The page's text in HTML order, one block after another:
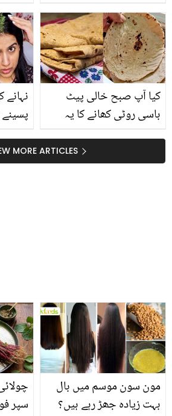
سے
گئی یہ ٹپ جانیں اور صرف
5 منٹ میں جلی ہوئی
کیتلی کو صاف کریں
ماسک
آپ
کیا آپ صبح خالی پیٹ
باسی روٹی کھانے کا یہ
جانیے چونکا دینے والا رازMORE ARTICLES
سپر
مون سون موسم میں بال
بہت زیادہ جھڑ رہے ہیں؟